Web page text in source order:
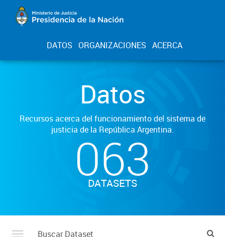
DATOS ORGANIZACIONES ACERCA
Datos
Recursos acerca del funcionamiento del sistema de
justicia de la República Argentina.
063
DATASETS